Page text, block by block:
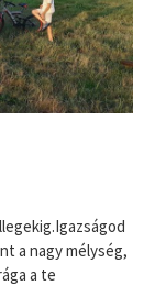
a nagy mélység,
a te